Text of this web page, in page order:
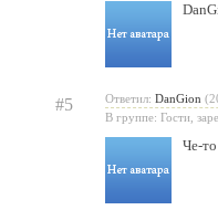
#5 Ответил: DanGion
В группе: Гости,
Че-